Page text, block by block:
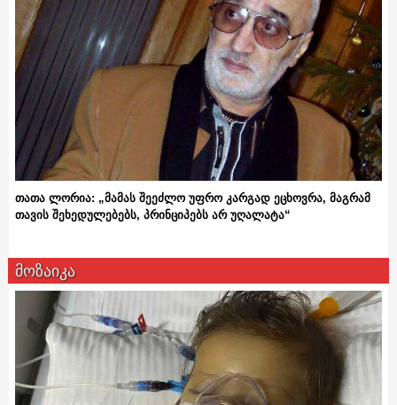
თათა ლორია: „მამას შეეძლო უფრო კარგად ეცხოვრა, მაგრამ
თავის შეხედულებებს, პრინციპებს არ უღალატა“
მოზაიკა